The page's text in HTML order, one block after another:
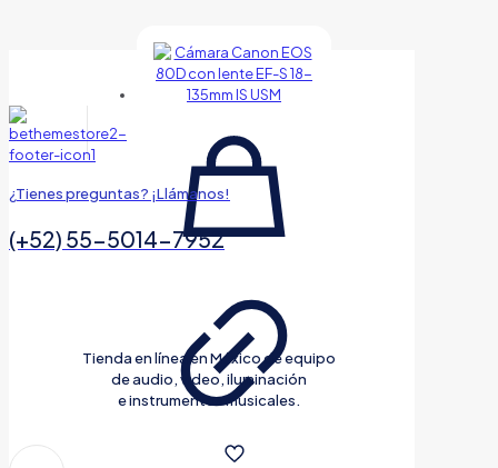
¿Tienes preguntas? ¡Llámanos!
(+52) 55-5014-7952
Tienda en línea en México de equipo
de audio, video, iluminación
e instrumentos musicales.